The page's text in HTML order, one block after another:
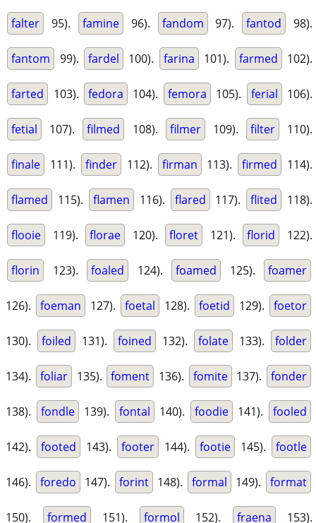
falter 95). famine 96). fandom 97). fantod 98).
fantom 99). fardel 100). farina 101). farmed 102).
farted 103). fedora 104). femora 105). ferial 106).
fetial 107). filmed 108). filmer 109). filter 110).
finale 111). finder 112). firman 113). firmed 114).
flamed 115). flamen 116). flared 117). flited 118).
flooie 119). florae 120). floret 121). florid 122).
florin 123). foaled 124). foamed 125). foamer
126). foeman 127). foetal 128). foetid 129). foetor
130). foiled 131). foined 132). folate 133). folder
134). foliar 135). foment 136). fomite 137). fonder
138). fondle 139). fontal 140). foodie 141). fooled
142). footed 143). footer 144). footie 145). footle
146). foredo 147). forint 148). formal 149). format
150). formed 151). formol 152). fraena 153).